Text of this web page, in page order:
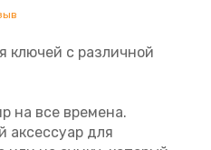
ключей с различной
на все времена.
аксессуар для